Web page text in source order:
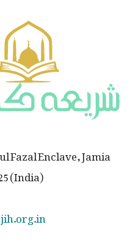
Fazal Enclave, Jamia
(India)